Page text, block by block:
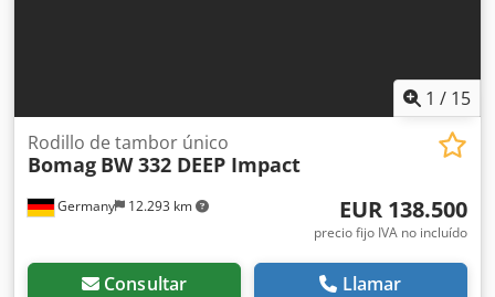
sitio web... Vendemos nuestros productos con las
1 / 15
Germany 12.293 km
Rodillo de tambor único
Bomag BW 332 DEEP Impact
EUR 138.500
precio fijo IVA no incluído
Consultar Llamar